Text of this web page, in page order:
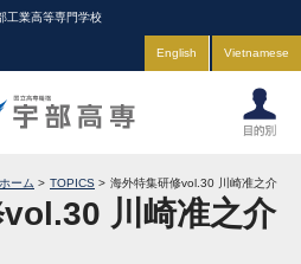
工業高等専門学校
English Vietnamese
ホーム TOPICS 海外特集研修vol.30 川崎准之介
川崎准之介